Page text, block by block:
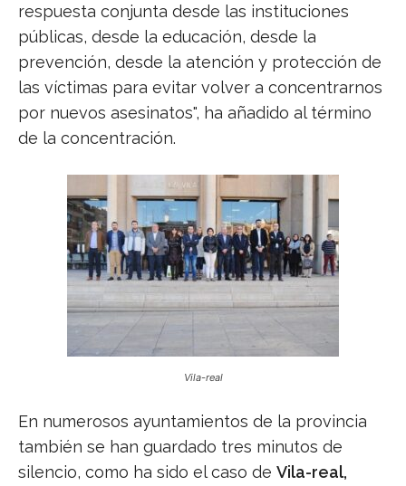
respuesta conjunta desde las instituciones
públicas, desde la educación, desde la
prevención, desde la atención y protección de
las víctimas para evitar volver a concentrarnos
por nuevos asesinatos", ha añadido al término
de la concentración.
Vila-real
En numerosos ayuntamientos de la provincia
también se han guardado tres minutos de
silencio, como ha sido el caso de Vila-real,